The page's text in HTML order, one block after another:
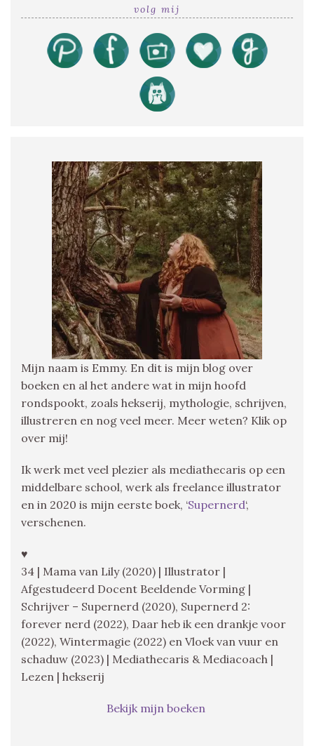
volg mij
Mijn naam is Emmy. En dit is mijn blog over
boeken en al het andere wat in mijn hoofd
rondspookt, zoals hekserij, mythologie, schrijven,
illustreren en nog veel meer. Meer weten? Klik op
over mij!
Ik werk met veel plezier als mediathecaris op een
middelbare school, werk als freelance illustrator
en in 2020 is mijn eerste boek, ‘Supernerd‘,
verschenen.
♥
34 | Mama van Lily (2020) | Illustrator |
Afgestudeerd Docent Beeldende Vorming |
Schrijver – Supernerd (2020), Supernerd 2:
forever nerd (2022), Daar heb ik een drankje voor
(2022), Wintermagie (2022) en Vloek van vuur en
schaduw (2023) | Mediathecaris & Mediacoach |
Lezen | hekserij
Bekijk mijn boeken